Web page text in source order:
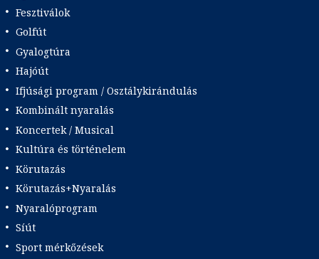
Fesztiválok
Golfút
Gyalogtúra
Hajóút
Ifjúsági program / Osztálykirándulás
Kombinált nyaralás
Koncertek / Musical
Kultúra és történelem
Körutazás
Körutazás+Nyaralás
Nyaralóprogram
Síút
Sport mérkőzések